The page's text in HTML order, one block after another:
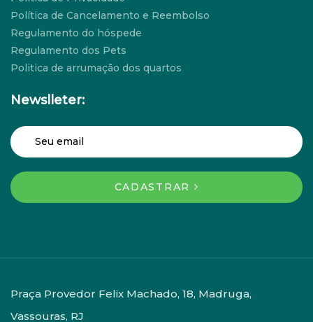
Política de Cancelamento e Reembolso
Regulamento do hóspede
Regulamento dos Pets
Politica de arrumação dos quartos
Newslleter:
CADASTRAR
Praça Provedor Felix Machado, 18, Madruga,
Vassouras, RJ